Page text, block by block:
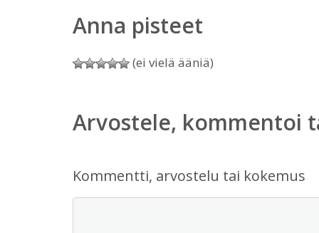
Anna pisteet
(ei vielä ääniä)
Arvostele, kommentoi
Kommentti, arvostelu tai kokemus